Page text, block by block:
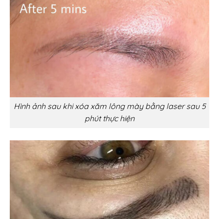
Hình ảnh sau khi xóa xăm lông mày bằng laser sau 5
phút thực hiện